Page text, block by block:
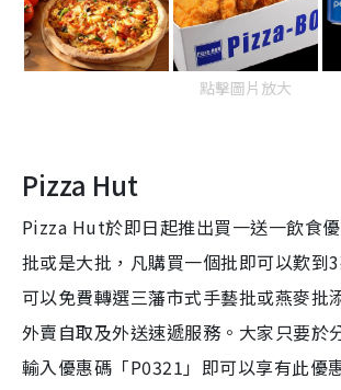
點擊圖片放大
Pizza Hut
Pizza Hut於即日起推出買一送一飲食
批或是大批，凡購買一個批即可以歎到
可以免費轉選三藩市式手藝批或燕麥批
外賣自取及外送速遞服務。大家只要於
輸入優惠碼「P0321」即可以享有此優